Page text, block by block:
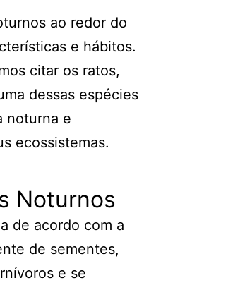
ao redor do
e hábitos.
citar os ratos,
dessas espécies
noturna e
ecossistemas.
Noturnos
de acordo com a
de sementes,
e se